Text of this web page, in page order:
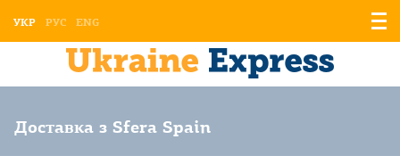
УКР РУС ENG
Доставка з Sfera Spain